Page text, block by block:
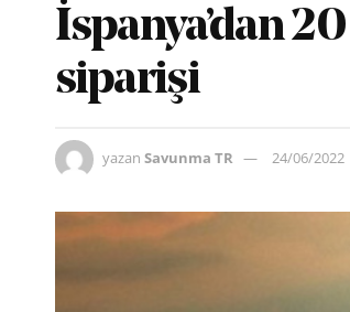
İspanya’dan
siparişi
yazan Savunma TR 24/06/2022